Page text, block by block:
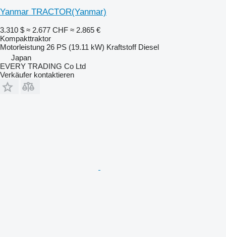
Yanmar TRACTOR(Yanmar)
3.310 $ ≈ 2.677 CHF ≈ 2.865 €
Kompakttraktor
Motorleistung 26 PS (19.11 kW) Kraftstoff Diesel
Japan
EVERY TRADING Co Ltd
Verkäufer kontaktieren